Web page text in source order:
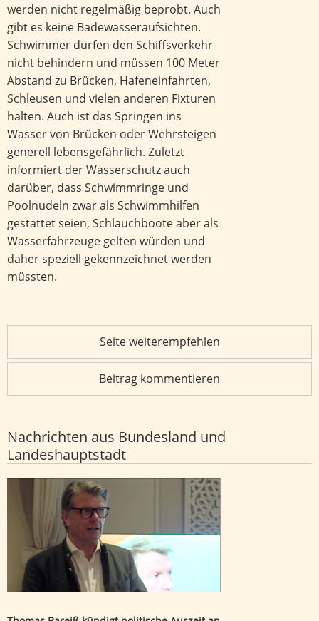
werden nicht regelmäßig beprobt. Auch
gibt es keine Badewasseraufsichten.
Schwimmer dürfen den Schiffsverkehr
nicht behindern und müssen 100 Meter
Abstand zu Brücken, Hafeneinfahrten,
Schleusen und vielen anderen Fixturen
halten. Auch ist das Springen ins
Wasser von Brücken oder Wehrsteigen
generell lebensgefährlich. Zuletzt
informiert der Wasserschutz auch
darüber, dass Schwimmringe und
Poolnudeln zwar als Schwimmhilfen
gestattet seien, Schlauchboote aber als
Wasserfahrzeuge gelten würden und
daher speziell gekennzeichnet werden
müssten.
Seite weiterempfehlen
Beitrag kommentieren
Nachrichten aus Bundesland und
Landeshauptstadt
Thomas Bareiß kündigt politische Auszeit an